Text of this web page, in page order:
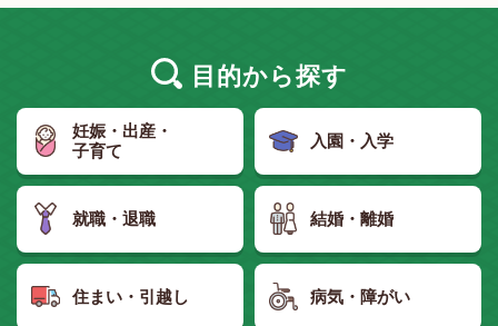
目的から探す
妊娠・出産・
子育て
入園・入学
就職・退職 結婚・離婚
住まい・引越し 病気・障がい